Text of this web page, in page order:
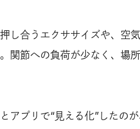
し合うエクササイズや、空
関節への負荷が少なく、場
アプリで“見える化”したの